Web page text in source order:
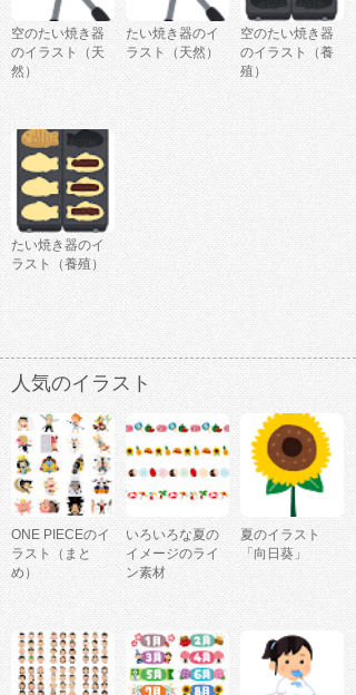
空のたい焼き器
のイラスト（天
然）
たい焼き器のイ
ラスト（天然）
空のたい焼き器
のイラスト（養
殖）
たい焼き器のイ
ラスト（養殖）
人気のイラスト
ONE PIECEのイ
ラスト（まと
め）
いろいろな夏の
イメージのライ
ン素材
夏のイラスト
「向日葵」